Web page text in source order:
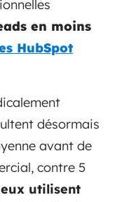
en moins
HubSpot
désormais
avant de
contre 5
utilisent